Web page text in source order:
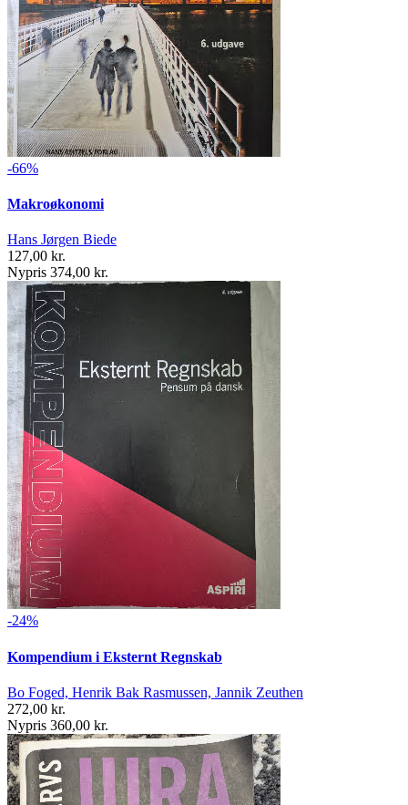
-66%
Makroøkonomi
Hans Jørgen Biede
127,00 kr.
Nypris 374,00 kr.
-24%
Kompendium i Eksternt Regnskab
Bo Foged, Henrik Bak Rasmussen, Jannik Zeuthen
272,00 kr.
Nypris 360,00 kr.